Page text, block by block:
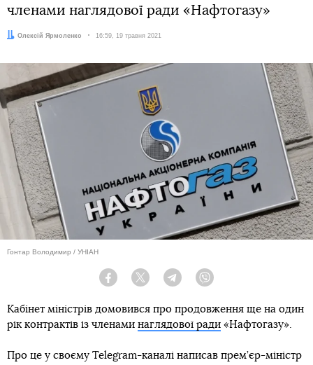
членами наглядової ради «Нафтогазу»
Автор:
Олексій Ярмоленко Дата:
16:59, 19 травня 2021
Гонтар Володимир / УНІАН
Facebook Twitter Telegram
Кабінет міністрів домовився про продовження ще на один
рік контрактів із членами наглядової ради «Нафтогазу».
Про це у своєму Telegram-каналі написав прем’єр-міністр